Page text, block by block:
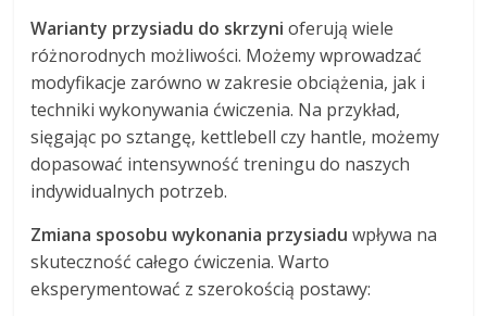
Warianty przysiadu do skrzyni oferują wiele
różnorodnych możliwości. Możemy wprowadzać
modyfikacje zarówno w zakresie obciążenia, jak i
techniki wykonywania ćwiczenia. Na przykład,
sięgając po sztangę, kettlebell czy hantle, możemy
dopasować intensywność treningu do naszych
indywidualnych potrzeb.
Zmiana sposobu wykonania przysiadu wpływa na
skuteczność całego ćwiczenia. Warto
eksperymentować z szerokością postawy: